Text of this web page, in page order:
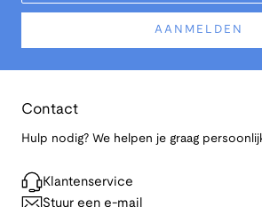
AANMELDEN
Contact
Hulp nodig? We helpen je graag
Klantenservice
Stuur een e-mail